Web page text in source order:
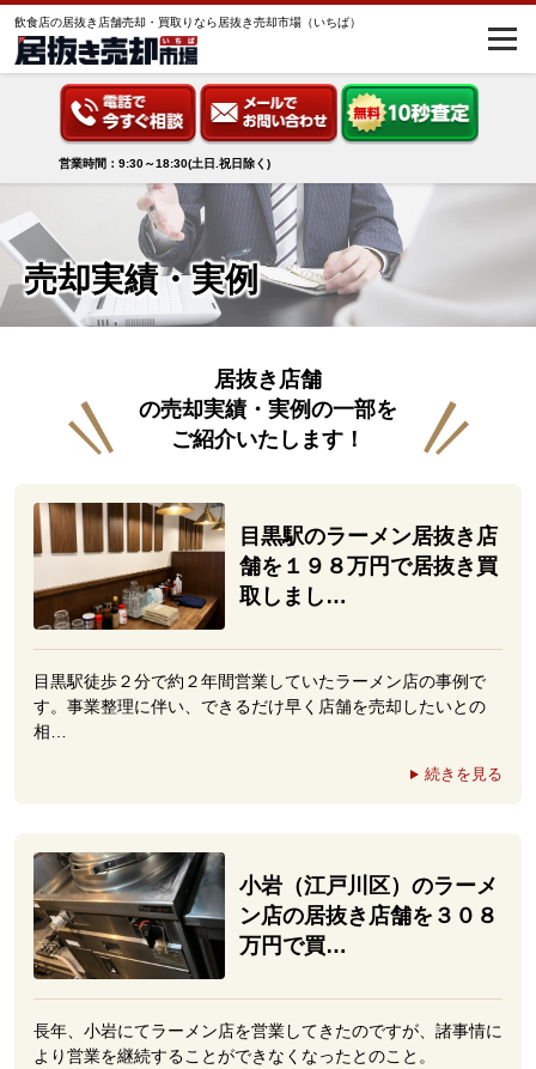
飲食店の居抜き店舗売却・買取りなら居抜き売却市場（いちば）
営業時間：9:30～18:30(土日.祝日除く)
売却実績・実例
居抜き店舗
の売却実績・実例の一部を
ご紹介いたします！
目黒駅のラーメン居抜き店
舗を１９８万円で居抜き買
取しまし…
目黒駅徒歩２分で約２年間営業していたラーメン店の事例で
す。事業整理に伴い、できるだけ早く店舗を売却したいとの
相…
続きを見る
小岩（江戸川区）のラーメ
ン店の居抜き店舗を３０８
万円で買…
長年、小岩にてラーメン店を営業してきたのですが、諸事情に
より営業を継続することができなくなったとのこと。